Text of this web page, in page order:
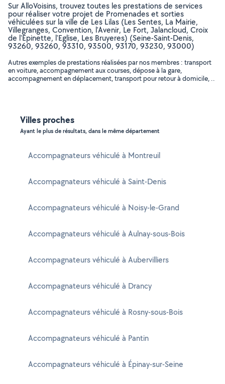
Sur AlloVoisins, trouvez toutes les prestations de services
pour réaliser votre projet de Promenades et sorties
véhiculées sur la ville de Les Lilas (Les Sentes, La Mairie,
Villegranges, Convention, l'Avenir, Le Fort, Jalancloud, Croix
de l'Epinette, l'Eglise, Les Bruyeres) (Seine-Saint-Denis,
93260, 93260, 93310, 93500, 93170, 93230, 93000)
Autres exemples de prestations réalisées par nos membres : transport
en voiture, accompagnement aux courses, dépose à la gare,
accompagnement en déplacement, transport pour retour à domicile, ..
Villes proches
Ayant le plus de résultats, dans le même département
Accompagnateurs véhiculé à Montreuil
Accompagnateurs véhiculé à Saint-Denis
Accompagnateurs véhiculé à Noisy-le-Grand
Accompagnateurs véhiculé à Aulnay-sous-Bois
Accompagnateurs véhiculé à Aubervilliers
Accompagnateurs véhiculé à Drancy
Accompagnateurs véhiculé à Rosny-sous-Bois
Accompagnateurs véhiculé à Pantin
Accompagnateurs véhiculé à Épinay-sur-Seine